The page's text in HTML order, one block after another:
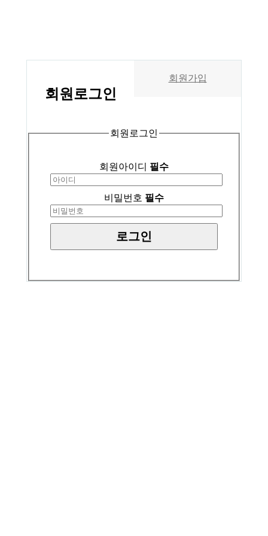
회원 로그인
회원가입
회원로그인
회원아이디 필수
비밀번호 필수
로그인